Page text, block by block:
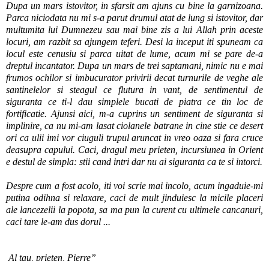
Dupa un mars istovitor, in sfarsit am ajuns cu bine la garnizoana.
Parca niciodata nu mi s-a parut drumul atat de lung si istovitor, dar
multumita lui Dumnezeu sau mai bine zis a lui Allah prin aceste
locuri, am razbit sa ajungem teferi. Desi la inceput iti spuneam ca
locul este cenusiu si parca uitat de lume, acum mi se pare de-a
dreptul incantator. Dupa un mars de trei saptamani, nimic nu e mai
frumos ochilor si imbucurator privirii decat turnurile de veghe ale
santinelelor si steagul ce flutura in vant, de sentimentul de
siguranta ce ti-l dau simplele bucati de piatra ce tin loc de
fortificatie. Ajunsi aici, m-a cuprins un sentiment de siguranta si
implinire, ca nu mi-am lasat ciolanele batrane in cine stie ce desert
ori ca ulii imi vor ciuguli trupul aruncat in vreo oaza si fara cruce
deasupra capului. Caci, dragul meu prieten, incursiunea in Orient
e destul de simpla: stii cand intri dar nu ai siguranta ca te si intorci.
Despre cum a fost acolo, iti voi scrie mai incolo, acum ingaduie-mi
putina odihna si relaxare, caci de mult jinduiesc la micile placeri
ale lancezelii la popota, sa ma pun la curent cu ultimele cancanuri,
caci tare le-am dus dorul ...
Al tau, prieten, Pierre”